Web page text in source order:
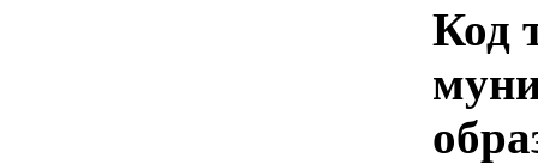
Код